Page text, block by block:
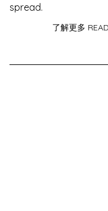
spread.
了解更多